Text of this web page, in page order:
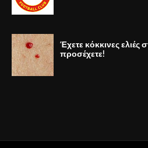
Έχετε κόκκινες ελιές
προσέχετε!